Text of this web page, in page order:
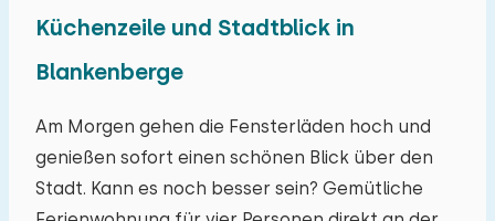
Küchenzeile und Stadtblick in
Blankenberge
Am Morgen gehen die Fensterläden hoch und
genießen sofort einen schönen Blick über den
Stadt. Kann es noch besser sein? Gemütliche
Mo Di Mi Do Fr Sa So
27 28 29 30 31 01 02